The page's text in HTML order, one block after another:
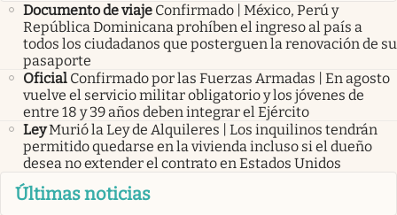
Documento de viaje Confirmado | México, Perú y
República Dominicana prohíben el ingreso al país a
todos los ciudadanos que posterguen la renovación de su
pasaporte
Oficial Confirmado por las Fuerzas Armadas | En agosto
vuelve el servicio militar obligatorio y los jóvenes de
entre 18 y 39 años deben integrar el Ejército
LeyMurió la Ley de Alquileres | Los inquilinos tendrán
permitido quedarse en la vivienda incluso si el dueño
desea no extender el contrato en Estados Unidos
Últimas noticias